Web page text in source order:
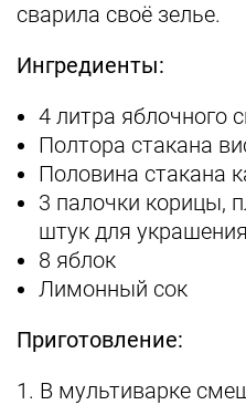
сварила своё зелье.
Ингредиенты:
4 литра яблочного
Полтора стакана
Половина стакана
3 палочки корицы,
штук для украшения
8 яблок
Лимонный сок
Приготовление:
1. В мультиварке